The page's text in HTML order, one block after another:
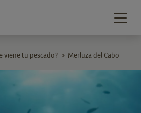
viene tu pescado? > Merluza del Cabo